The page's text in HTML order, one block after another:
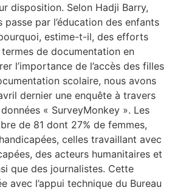
disposition. Selon Hadji Barry,
passe par l’éducation des enfants
estime-t-il, des efforts
de documentation en
l’importance de l’accès des filles
scolaire, nous avons
dernier une enquête à travers
« SurveyMonkey ». Les
de 81 dont 27% de femmes,
celles travaillant avec
des acteurs humanitaires et
que des journalistes. Cette
avec l’appui technique du Bureau